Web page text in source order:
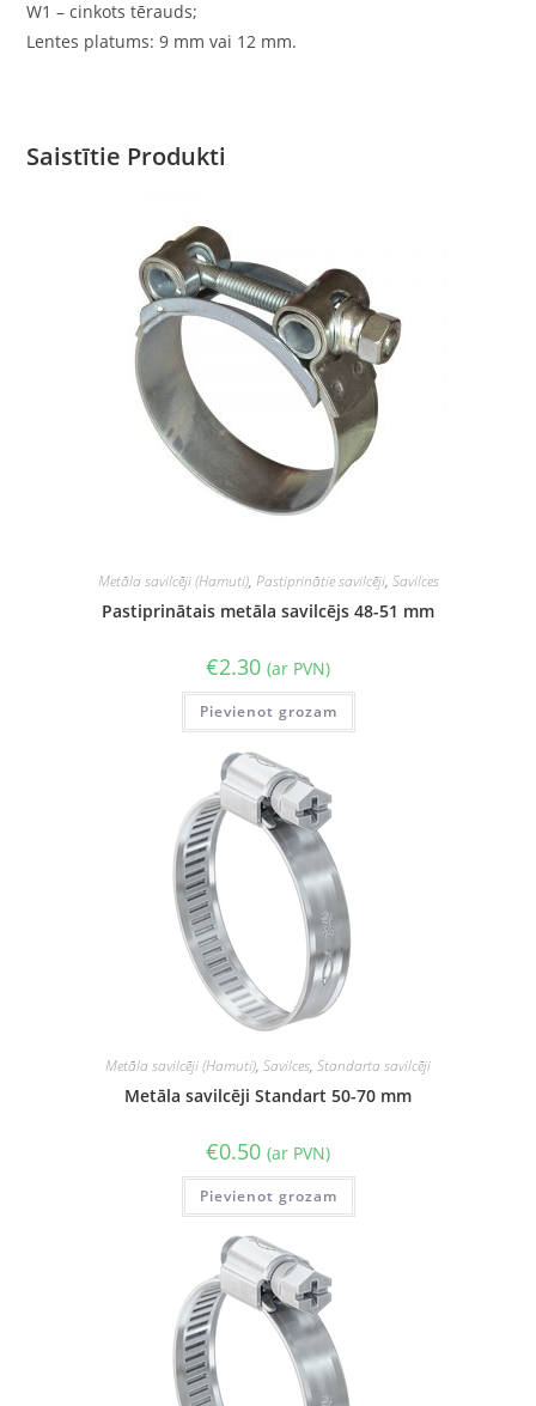
W1 – cinkots tērauds;
Lentes platums: 9 mm vai 12 mm.
Saistītie Produkti
Metāla savilcēji (Hamuti), Pastiprinātie savilcēji, Savilces
Pastiprinātais metāla savilcējs 48-51 mm
€2.30 (ar PVN)
Pievienot grozam
Metāla savilcēji (Hamuti), Savilces, Standarta savilcēji
Metāla savilcēji Standart 50-70 mm
€0.50 (ar PVN)
Pievienot grozam